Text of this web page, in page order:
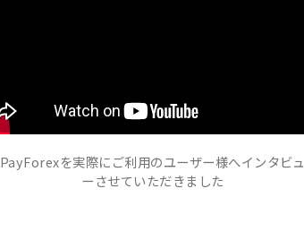
PayForexを実際にご利用のユーザー様へインタビュ
ーさせていただきました